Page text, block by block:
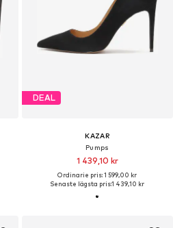
DEAL
KAZAR
Pumps
1 439,10 kr
Ordinarie pris: 1 599,00 kr
Senaste lägsta pris:1 439,10 kr